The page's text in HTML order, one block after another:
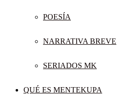
POESÍA
NARRATIVA BREVE
SERIADOS MK
QUÉ ES MENTEKUPA